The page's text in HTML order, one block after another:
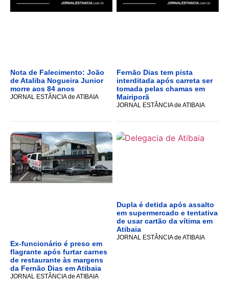
Nota de Falecimento: João
de Ataliba Nogueira Junior
morre aos 84 anos
JORNAL ESTÂNCIA de ATIBAIA
Fernão Dias tem pista
interditada após carreta ser
tomada pelas chamas em
Mairiporã
JORNAL ESTÂNCIA de ATIBAIA
Ex-funcionário é preso em
flagrante após furtar carnes
de restaurante às margens
da Fernão Dias em Atibaia
JORNAL ESTÂNCIA de ATIBAIA
Dupla é detida após assalto
em supermercado e tentativa
de usar cartão da vítima em
Atibaia
JORNAL ESTÂNCIA de ATIBAIA